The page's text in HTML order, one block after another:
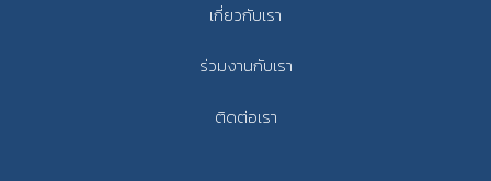
เกี่ยวกับเรา
ร่วมงานกับเรา
ติดต่อเรา